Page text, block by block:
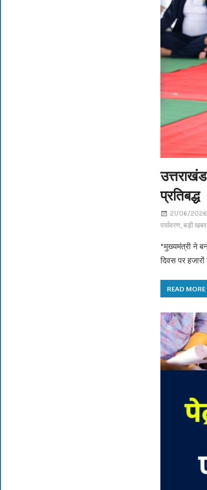
प्रतिबद्ध
21/06/2026
पर्यावरण,बड़ी खबर
*मुख्यमंत्री ने
दिवस पर
READ MORE